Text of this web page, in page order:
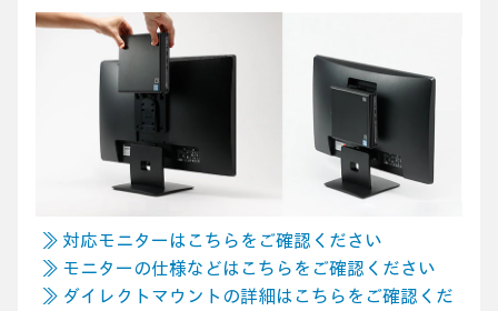
≫ 対応モニターはこちらをご確認ください
≫ モニターの仕様などはこちらをご確認ください
≫ ダイレクトマウントの詳細はこちらをご確認くだ